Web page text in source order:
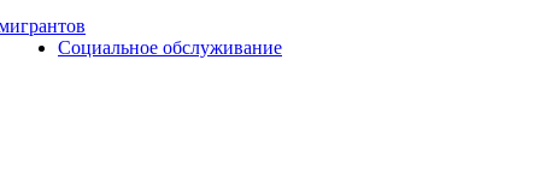
Социальное обслуживание